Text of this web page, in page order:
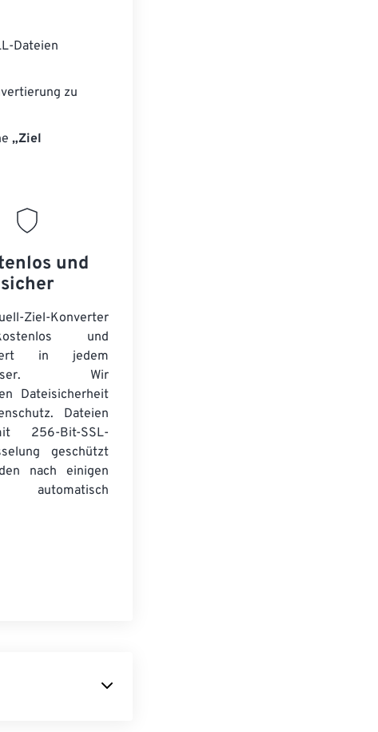
Dateien
zu
„Ziel
und
sicher
Ziel-Konverter
und
in jedem
Wir
Dateisicherheit
Dateien
256-Bit-SSL-
geschützt
nach einigen
automatisch